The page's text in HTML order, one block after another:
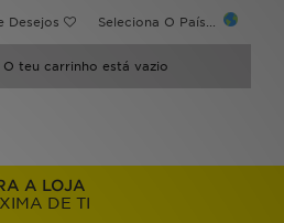
Desejos Seleciona O País...
O teu carrinho está vazio
A LOJA
DE TI